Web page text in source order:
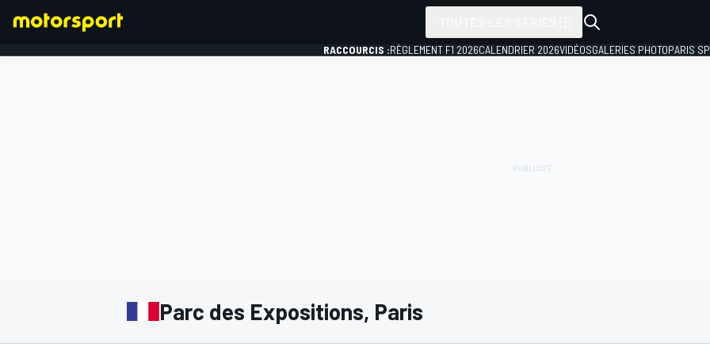
RACCOURCIS :RÈGLEMENT F1 2026CALENDRIER 2026VIDÉOSGALERIES PHOTOPARIS
Parc des Expositions, Paris